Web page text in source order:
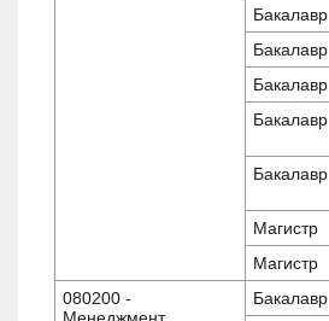
Бакалавр
Бакалавр
Бакалавр
Бакалавр
Бакалавр
Магистр
Магистр
080200 -
Бакалавр